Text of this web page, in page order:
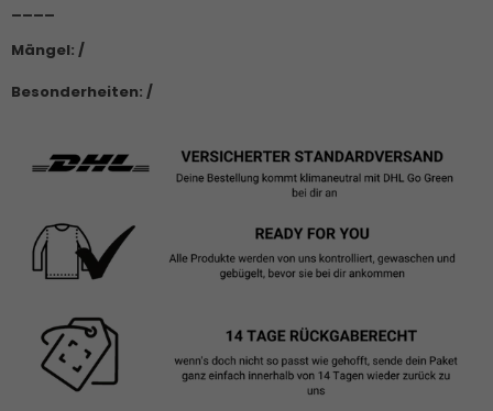
Mängel: /
Besonderheiten: /